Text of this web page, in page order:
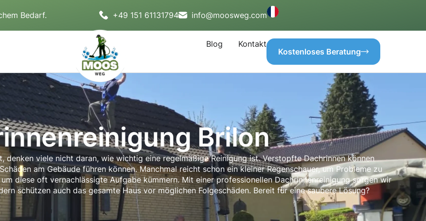
Bedarf. +49 151 61131794 info@moosweg.com
Blog
Kontakt
Kostenloses Beratung
Brilon
denken viele nicht daran, wie wichtig eine regelmäßige Reinigung ist. Verstopfte Dachrinnen können
am Gebäude führen können. Manchmal reicht schon ein kleiner Regenschauer, um Probleme zu
diese oft vernachlässigte Aufgabe kümmern. Mit einer professionellen Dachrinnenreinigung sorgen wir
schützen auch das gesamte Haus vor möglichen Folgeschäden. Bereit für eine saubere Lösung?